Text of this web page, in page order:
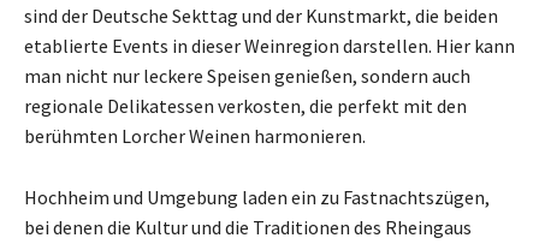
sind der Deutsche Sekttag und der Kunstmarkt, die beiden
etablierte Events in dieser Weinregion darstellen. Hier kann
man nicht nur leckere Speisen genießen, sondern auch
regionale Delikatessen verkosten, die perfekt mit den
berühmten Lorcher Weinen harmonieren.
Hochheim und Umgebung laden ein zu Fastnachtszügen,
bei denen die Kultur und die Traditionen des Rheingaus